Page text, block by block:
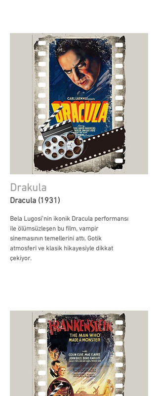
Drakula
Dracula (1931)
Bela Lugosi'nin ikonik Dracula performansı
ile ölümsüzleşen bu film, vampir
sinemasının temellerini attı. Gotik
atmosferi ve klasik hikayesiyle dikkat
çekiyor.